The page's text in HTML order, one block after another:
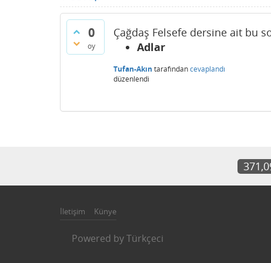
0
oy
Çağdaş Felsefe dersine ait bu
Adlar
Tufan-Akın tarafındancevaplandı
düzenlendi
İletişim Künye
Powered byTürkçeci